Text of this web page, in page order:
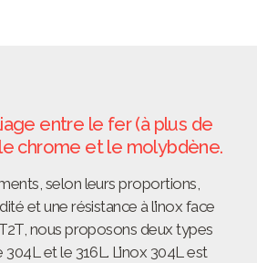
entre le fer (à plus de
le chrome et le molybdène.
selon leurs proportions,
et une résistance à l’inox face
nous proposons deux types
et le 316L. L’inox 304L est